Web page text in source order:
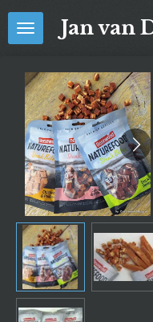
Ga
direct
hoofdinhoud
Jan van